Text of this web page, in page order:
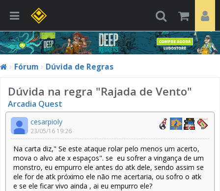
Fórum Dúvida de Regras
Dúvida na regra "Rajada de Vento"
Arcadia Quest
cesarpioly
23/05/16 19:26
Na carta diz," Se este ataque rolar pelo menos um acerto,
mova o alvo ate x espaços". se eu sofrer a vingança de um
monstro, eu empurro ele antes do atk dele, sendo assim se
ele for de atk próximo ele não me acertaria, ou sofro o atk
e se ele ficar vivo ainda , ai eu empurro ele?